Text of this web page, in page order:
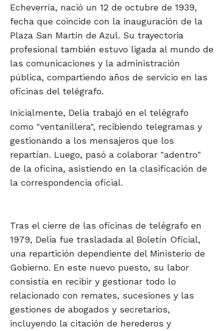
Echeverría, nació un 12 de octubre de 1939,
fecha que coincide con la inauguración de la
Plaza San Martín de Azul. Su trayectoria
profesional también estuvo ligada al mundo de
las comunicaciones y la administración
pública, compartiendo años de servicio en las
oficinas del telégrafo.
Inicialmente, Delia trabajó en el telégrafo
como "ventanillera", recibiendo telegramas y
gestionando a los mensajeros que los
repartían. Luego, pasó a colaborar "adentro"
de la oficina, asistiendo en la clasificación de
la correspondencia oficial.
Tras el cierre de las oficinas de telégrafo en
1979, Delia fue trasladada al Boletín Oficial,
una repartición dependiente del Ministerio de
Gobierno. En este nuevo puesto, su labor
consistía en recibir y gestionar todo lo
relacionado con remates, sucesiones y las
gestiones de abogados y secretarios,
incluyendo la citación de herederos y